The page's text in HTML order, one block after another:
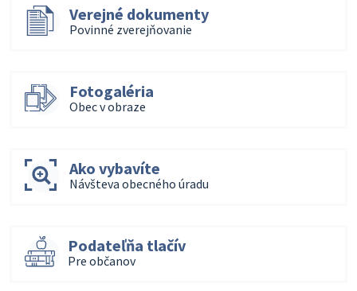
Verejné dokumenty
Povinné zverejňovanie
Fotogaléria
Obec v obraze
Ako vybavíte
Návšteva obecného úradu
Podateľňa tlačív
Pre občanov